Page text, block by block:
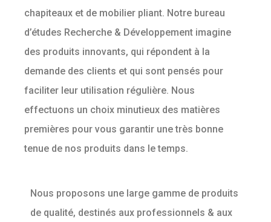
chapiteaux et de mobilier pliant. Notre bureau
d’études Recherche & Développement imagine
des produits innovants, qui répondent à la
demande des clients et qui sont pensés pour
faciliter leur utilisation régulière. Nous
effectuons un choix minutieux des matières
premières pour vous garantir une très bonne
tenue de nos produits dans le temps.
Nous proposons une large gamme de produits
de qualité, destinés aux professionnels & aux